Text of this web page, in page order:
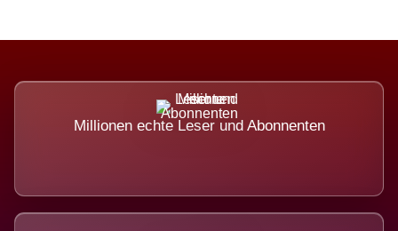
Millionen echte Leser und Abonnenten